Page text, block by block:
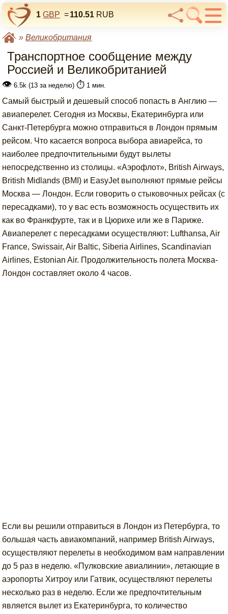
1 GBP =110.51 RUB
»Великобритания
Транспортное сообщение между
Россией и Великобританией
👁 6.5k (13 за неделю) ⏱️ 1 мин.
Самый быстрый и дешевый способ попасть в Англию —
авиаперелет. Сегодня из Москвы, Екатеринбурга или
Санкт-Петербурга можно отправиться в Лондон прямым
рейсом. Что касается вопроса выбора авиарейса, то
наиболее предпочтительными будут вылеты
непосредственно из столицы. «Аэрофлот», British Airways,
British Midlands (BMI) и EasyJet выполняют прямые рейсы
Москва — Лондон. Если говорить о стыковочных рейсах (с
пересадками), то у вас есть возможность осуществить их
как во Франкфурте, так и в Цюрихе или же в Париже.
Авиаперелет с пересадками осуществляют: Lufthansa, Air
France, Swissair, Air Baltic, Siberia Airlines, Scandinavian
Airlines, Estonian Air. Продолжительность полета Москва-
Лондон составляет около 4 часов.
Если вы решили отправиться в Лондон из Петербурга, то
большая часть авиакомпаний, например British Airways,
осуществляют перелеты в необходимом вам направлении
до 5 раз в неделю. «Пулковские авиалинии», летающие в
аэропорты Хитроу или Гатвик, осуществляют перелеты
несколько раз в неделю. Если же предпочтительным
является вылет из Екатеринбурга, то количество